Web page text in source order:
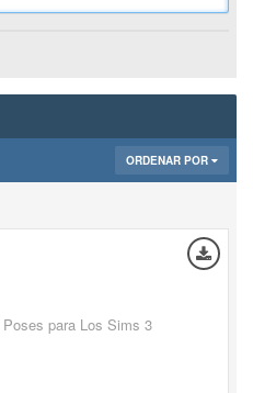
ORDENAR POR
Poses para Los Sims 3